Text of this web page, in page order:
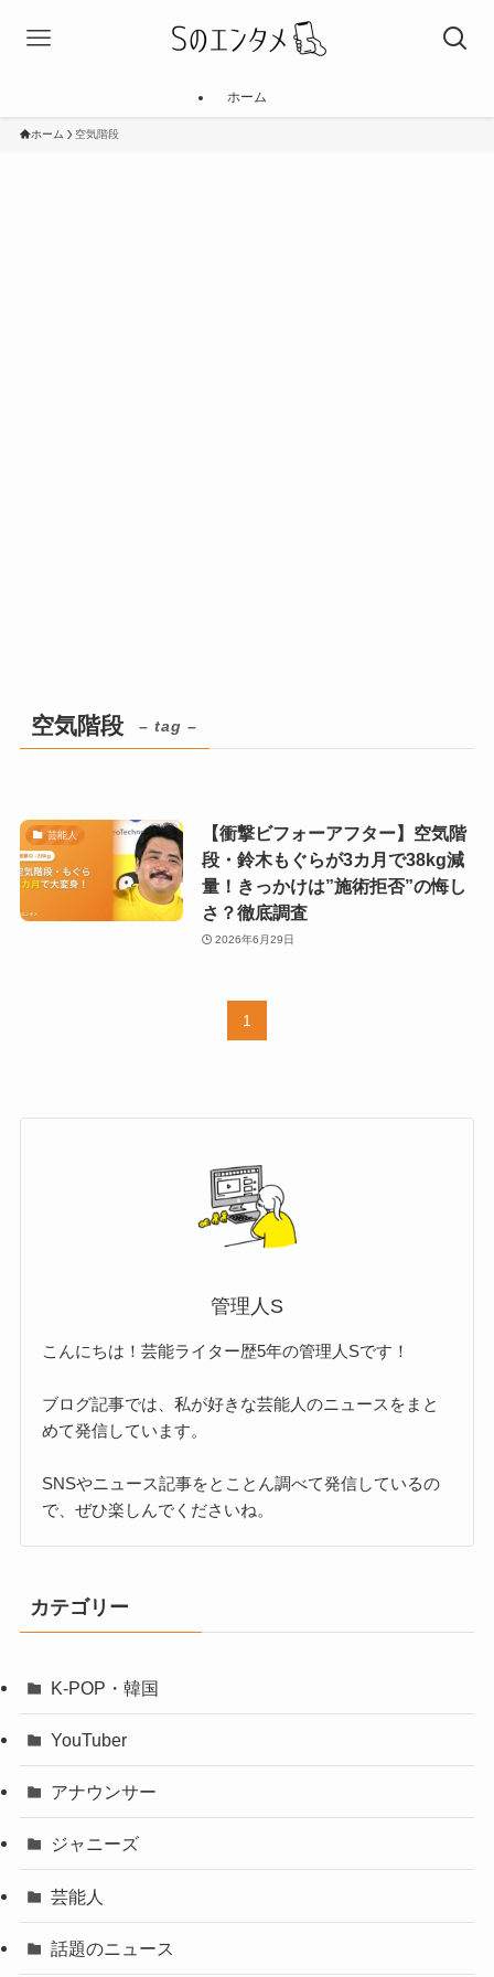
ホーム
ホーム 空気階段
空気階段 – tag –
芸能人
【衝撃ビフォーアフター】空気階
段・鈴木もぐらが3カ月で38kg減
量！きっかけは”施術拒否”の悔し
さ？徹底調査
2026年6月29日
1
管理人S
こんにちは！芸能ライター歴5年の管理人Sです！
ブログ記事では、私が好きな芸能人のニュースをまと
めて発信しています。
SNSやニュース記事をとことん調べて発信しているの
で、ぜひ楽しんでくださいね。
カテゴリー
K-POP・韓国
YouTuber
アナウンサー
ジャニーズ
芸能人
話題のニュース